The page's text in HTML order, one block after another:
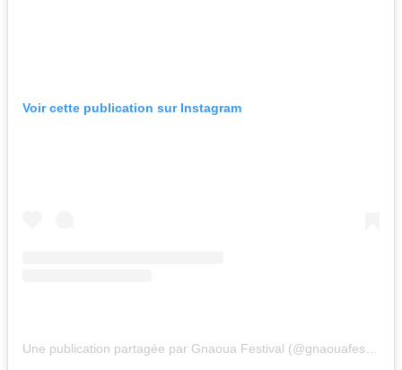
Voir cette publication sur Instagram